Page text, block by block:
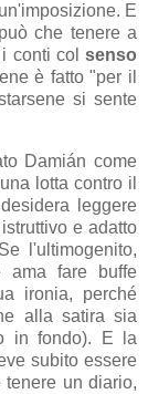
E
che tenere a
conti col senso
è fatto "per il
si sente
Damián come
lotta contro il
leggere
e adatto
l'ultimogenito,
ama fare buffe
ironia, perché
alla satira sia
in fondo). E la
subito essere
un diario,